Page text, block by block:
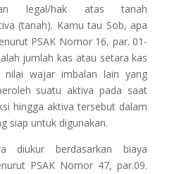
legal/hak atas tanah
(tanah). Kamu tau Sob, apa
PSAK Nomor 16, par. 01-
jumlah kas atau setara kas
nilai wajar imbalan lain yang
suatu aktiva pada saat
hingga aktiva tersebut dalam
siap untuk digunakan.
diukur berdasarkan biaya
PSAK Nomor 47, par.09.